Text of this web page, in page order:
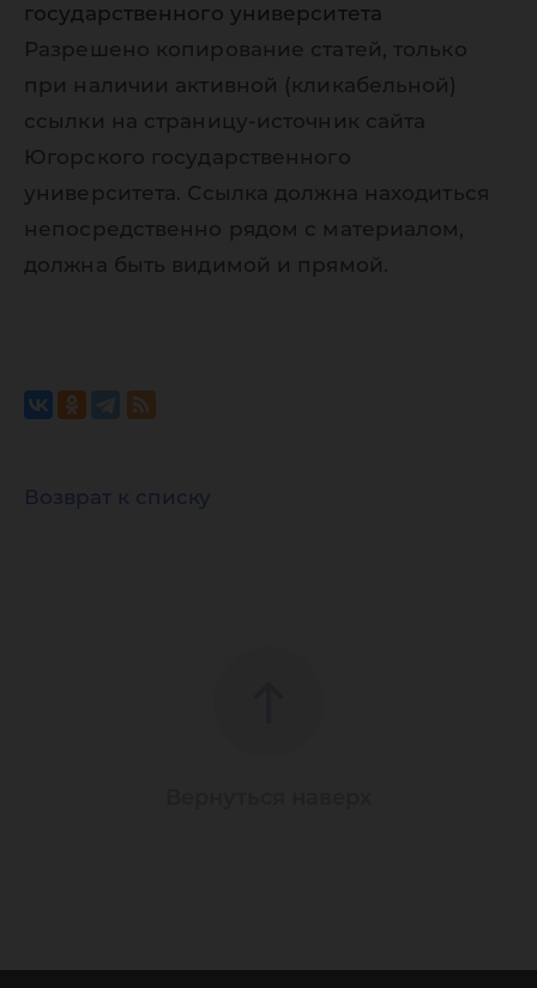
государственного университета
Разрешено копирование статей, только
при наличии активной (кликабельной)
ссылки на страницу-источник сайта
Югорского государственного
университета. Ссылка должна находиться
непосредственно рядом с материалом,
должна быть видимой и прямой.
Возврат к списку